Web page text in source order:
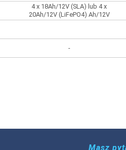
4 x 18Ah/12V (SLA) lub 4 x
20Ah/12V (LiFePO4) Ah/12V
-
Masz